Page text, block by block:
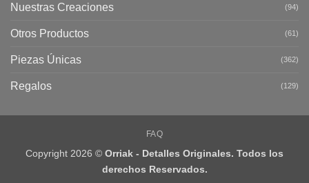
Nuestras Creaciones (94)
Otros Productos (61)
Piezas Únicas (362)
Regalos (129)
FAQ
Copyright 2026 © Orriak - Detalles Originales. Todos los
derechos Reservados.